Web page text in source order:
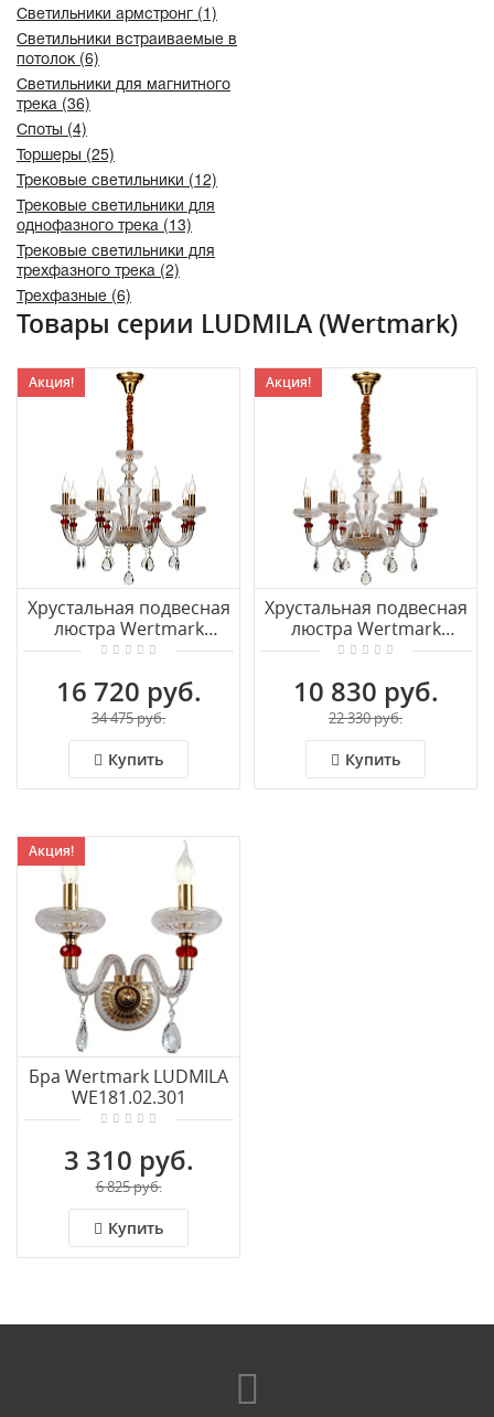
Светильники армстронг (1)
Светильники встраиваемые в
потолок (6)
Светильники для магнитного
трека (36)
Споты (4)
Торшеры (25)
Трековые светильники (12)
Трековые светильники для
однофазного трека (13)
Трековые светильники для
трехфазного трека (2)
Трехфазные (6)
Товары серии LUDMILA (Wertmark)
Акция!
Хрустальная подвесная
люстра Wertmark
LUDMILA WE181.08.303
16 720 руб.
34 475 руб.
Купить
Акция!
Хрустальная подвесная
люстра Wertmark
LUDMILA WE181.06.303
10 830 руб.
22 330 руб.
Купить
Акция!
Бра Wertmark LUDMILA
WE181.02.301
3 310 руб.
6 825 руб.
Купить